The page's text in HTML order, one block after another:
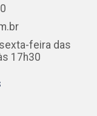
feira das
17h30